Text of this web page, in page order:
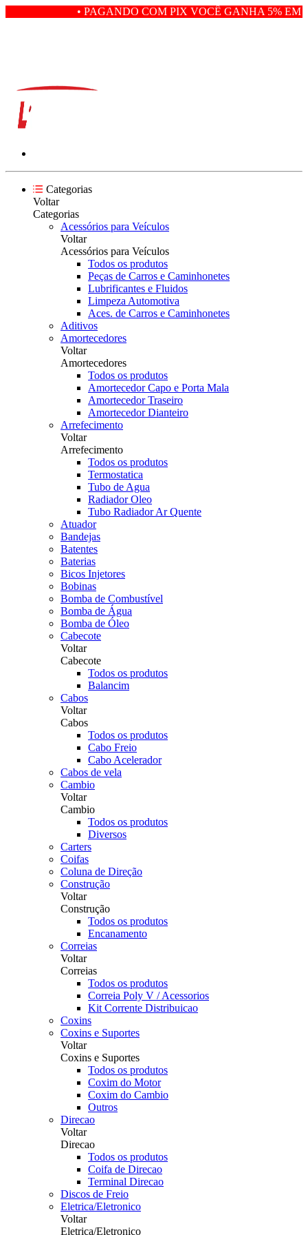
• PAGANDO COM PIX VOCÊ GANHA 5% EM
Categorias
Voltar
Categorias
Acessórios para Veículos
Voltar
Acessórios para Veículos
Todos os produtos
Peças de Carros e Caminhonetes
Lubrificantes e Fluidos
Limpeza Automotiva
Aces. de Carros e Caminhonetes
Aditivos
Amortecedores
Voltar
Amortecedores
Todos os produtos
Amortecedor Capo e Porta Mala
Amortecedor Traseiro
Amortecedor Dianteiro
Arrefecimento
Voltar
Arrefecimento
Todos os produtos
Termostatica
Tubo de Agua
Radiador Oleo
Tubo Radiador Ar Quente
Atuador
Bandejas
Batentes
Baterias
Bicos Injetores
Bobinas
Bomba de Combustível
Bomba de Água
Bomba de Óleo
Cabecote
Voltar
Cabecote
Todos os produtos
Balancim
Cabos
Voltar
Cabos
Todos os produtos
Cabo Freio
Cabo Acelerador
Cabos de vela
Cambio
Voltar
Cambio
Todos os produtos
Diversos
Carters
Coifas
Coluna de Direção
Construção
Voltar
Construção
Todos os produtos
Encanamento
Correias
Voltar
Correias
Todos os produtos
Correia Poly V / Acessorios
Kit Corrente Distribuicao
Coxins
Coxins e Suportes
Voltar
Coxins e Suportes
Todos os produtos
Coxim do Motor
Coxim do Cambio
Outros
Direcao
Voltar
Direcao
Todos os produtos
Coifa de Direcao
Terminal Direcao
Discos de Freio
Eletrica/Eletronico
Voltar
Eletrica/Eletronico